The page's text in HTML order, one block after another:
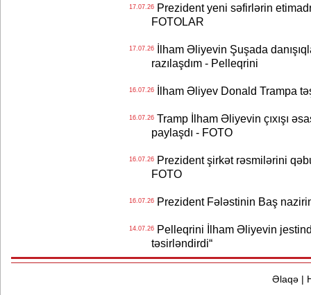
17.07.26Prezident yeni səfirlərin
FOTOLAR
17.07.26İlham Əliyevin Şuşada
razılaşdım - Pelleqrini
16.07.26İlham Əliyev Donald Trampa
16.07.26Tramp İlham Əliyevin çıxışı
paylaşdı - FOTO
16.07.26Prezident şirkət rəsmilərini
FOTO
16.07.26Prezident Fələstinin Baş
14.07.26Pelleqrini İlham Əliyevin
təsirləndirdi“
Əlaqə|